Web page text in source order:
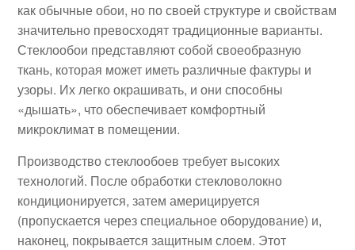
как обычные обои, но по своей структуре и свойствам
значительно превосходят традиционные варианты.
Стеклообои представляют собой своеобразную
ткань, которая может иметь различные фактуры и
узоры. Их легко окрашивать, и они способны
«дышать», что обеспечивает комфортный
микроклимат в помещении.
Производство стеклообоев требует высоких
технологий. После обработки стекловолокно
кондиционируется, затем америцируется
(пропускается через специальное оборудование) и,
наконец, покрывается защитным слоем. Этот